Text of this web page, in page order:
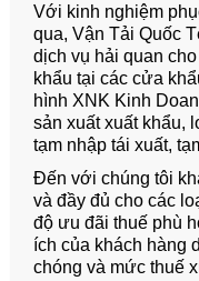
Với kinh nghiệm
qua, Vận Tải Quốc
dịch vụ hải quan
khẩu tại các cửa
hình XNK Kinh
sản xuất xuất khẩu,
tạm nhập tái xuất,
Đến với chúng tôi
và đầy đủ cho các
độ ưu đãi thuế phù
ích của khách hàng
chóng và mức thuế